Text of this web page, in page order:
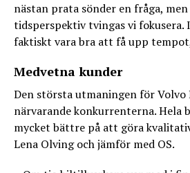
nästan prata sönder en fråga,
tidsperspektiv tvingas vi fokusera.
faktiskt vara bra att få upp
Medvetna kunder
Den största utmaningen för Volvo
närvarande konkurrenterna. Hela
mycket bättre på att göra
Lena Olving och jämför med OS.